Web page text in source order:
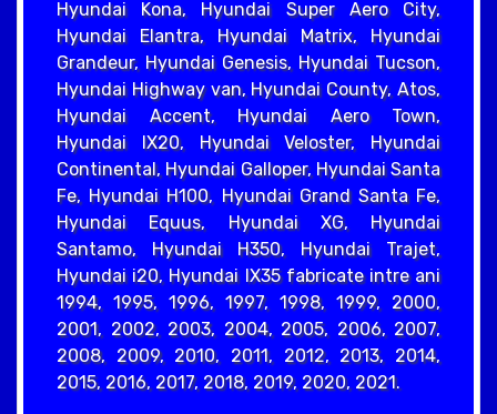
Hyundai Kona, Hyundai Super Aero City,
Hyundai Elantra, Hyundai Matrix, Hyundai
Grandeur, Hyundai Genesis, Hyundai Tucson,
Hyundai Highway van, Hyundai County, Atos,
Hyundai Accent, Hyundai Aero Town,
Hyundai IX20, Hyundai Veloster, Hyundai
Continental, Hyundai Galloper, Hyundai Santa
Fe, Hyundai H100, Hyundai Grand Santa Fe,
Hyundai Equus, Hyundai XG, Hyundai
Santamo, Hyundai H350, Hyundai Trajet,
Hyundai i20, Hyundai IX35 fabricate intre ani
1994, 1995, 1996, 1997, 1998, 1999, 2000,
2001, 2002, 2003, 2004, 2005, 2006, 2007,
2008, 2009, 2010, 2011, 2012, 2013, 2014,
2015, 2016, 2017, 2018, 2019, 2020, 2021.